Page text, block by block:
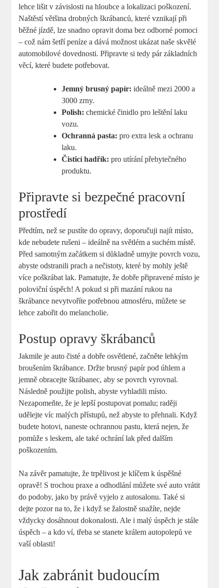
lehce lišit v závislosti na hloubce a lokalizaci poškození.
Naštěstí většina drobných škrábanců, které vznikají při
běžné jízdě, lze snadno opravit doma bez odborné pomoci
– což nám šetří peníze a dává možnost ukázat naše skvělé
automobilové dovednosti. Připravte si tedy pár základních
věcí, které budete potřebovat.
Jemný brusný papír: ideálně mezi 2000 a
3000 zrny.
Polish: chemické činidlo pro leštění laku
vozu.
Ochranná pasta: pro extra lesk a ochranu
laku.
Čisticí hadřík: pro utírání přebytečného
produktu.
Připravte si bezpečné pracovní
prostředí
Předtím, než se pustíte do opravy, doporučuji najít místo,
kde nebudete rušeni – ideálně na světlém a suchém místě.
Před samotným začátkem si důkladně umyjte povrch vozu,
abyste odstranili prach a nečistoty, které by mohly ještě
více poškrábat lak. Pamatujte, že dobře připravené místo je
poloviční úspěch! A pokud si při mazání rukou na
škrábance nevytvoříte potřebnou atmosféru, můžete se
lehce zabořit do melancholie.
Postup opravy škrábanců
Jakmile je auto čisté a dobře osvětlené, začněte lehkým
broušením škrábance. Držte brusný papír pod úhlem a
jemně obracejte škrábanec, aby se povrch vyrovnal.
Následně použijte polish, abyste vyhladili místo.
Nezapomeňte, že je lepší postupovat pomalu; raději
udělejte víc malých přístupů, než abyste to přehnali. Když
budete hotovi, naneste ochrannou pastu, která nejen, že
pomůže s leskem, ale také ochrání lak před dalším
poškozením.
Na závěr pamatujte, že trpělivost je klíčem k úspěšné
opravě! S trochou praxe a odhodlání můžete své auto vrátit
do podoby, jako by právě vyjelo z autosalonu. Také si
dejte pozor na to, že i když se žalostně snažíte, nejde
vždycky dosáhnout dokonalosti. Ale i malý úspěch je stále
úspěch – a kdo ví, třeba se stanete králem autopolepů ve
vaší oblasti!
Jak zabránit budoucím